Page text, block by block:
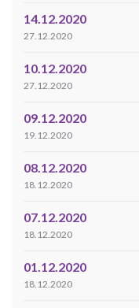
14.12.2020
27.12.2020
10.12.2020
27.12.2020
09.12.2020
19.12.2020
08.12.2020
18.12.2020
07.12.2020
18.12.2020
01.12.2020
18.12.2020